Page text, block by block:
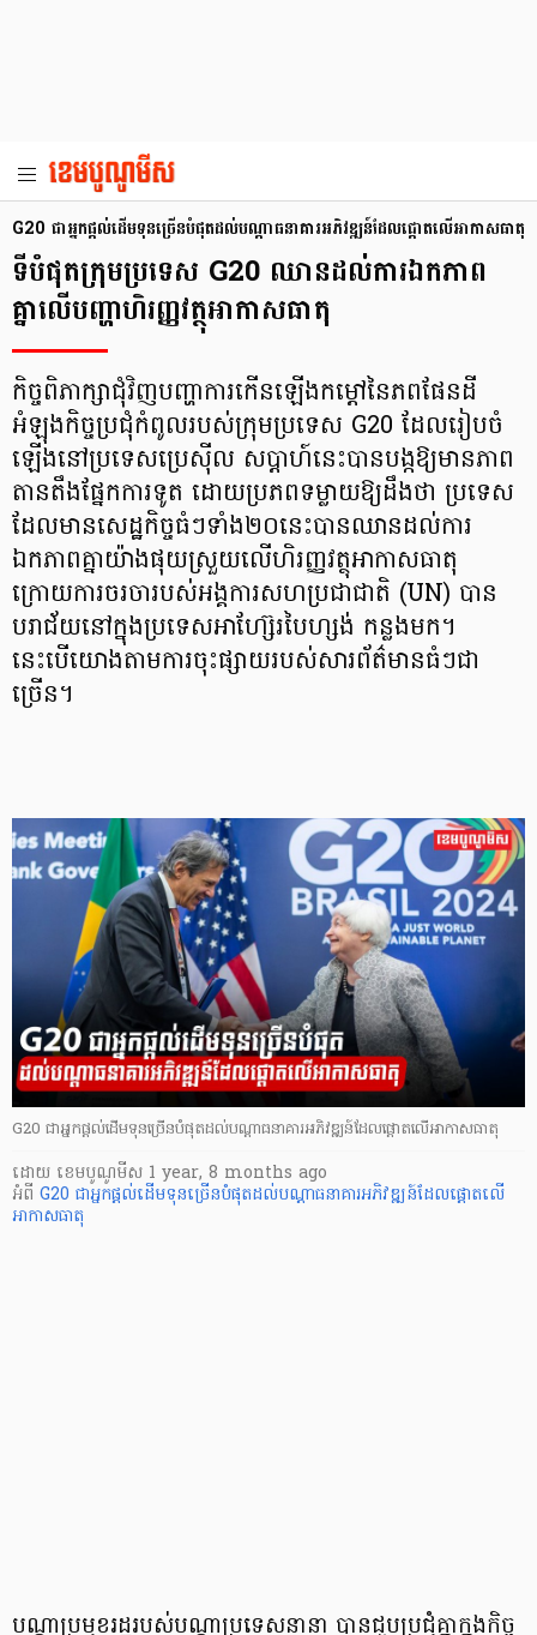
G20 ជាអ្នកផ្ដល់ដើមទុនច្រើនបំផុតដល់បណ្ដាធនាគារអភិវឌ្ឍន៍ដែលផ្តោតលើអាកាសធាតុ
ទីបំផុតក្រុមប្រទេស G20 ឈានដល់ការឯកភាព
គ្នាលើបញ្ហាហិរញ្ញវត្ថុអាកាសធាតុ
កិច្ចពិភាក្សាជុំវិញបញ្ហាការកើនឡើងកម្ដៅនៃភពផែនដី
អំឡុងកិច្ចប្រជុំកំពូលរបស់ក្រុមប្រទេស G20 ដែលរៀបចំ
ឡើងនៅប្រទេសប្រេស៊ីល សប្តាហ៍នេះបានបង្កឱ្យមានភាព
តានតឹងផ្នែកការទូត ដោយប្រភពទម្លាយឱ្យដឹងថា ប្រទេស
ដែលមានសេដ្ឋកិច្ចធំៗទាំង២០នេះបានឈានដល់ការ
ឯកភាពគ្នាយ៉ាងផុយស្រួយលើហិរញ្ញវត្ថុអាកាសធាតុ
ក្រោយការចរចារបស់អង្គការសហប្រជាជាតិ (UN) បាន
បរាជ័យនៅក្នុងប្រទេសអាហ្ស៊ែរបៃហ្សង់ កន្លងមក។
នេះបើយោងតាមការចុះផ្សាយរបស់សារព័ត៌មានធំៗជា
ច្រើន។
G20 ជាអ្នកផ្ដល់ដើមទុនច្រើនបំផុតដល់បណ្ដាធនាគារអភិវឌ្ឍន៍ដែលផ្តោតលើអាកាសធាតុ
ដោយ ​ ខេមបូណូមីស 1 year, 8 months ago
អំពី G20 ជាអ្នកផ្ដល់ដើមទុនច្រើនបំផុតដល់បណ្ដាធនាគារអភិវឌ្ឍន៍ដែលផ្តោតលើ
អាកាសធាតុ
បណ្ដាប្រមុខរដ្ឋរបស់បណ្តាប្រទេសនានា បានជួបប្រជុំគ្នាក្នុងកិច្ច